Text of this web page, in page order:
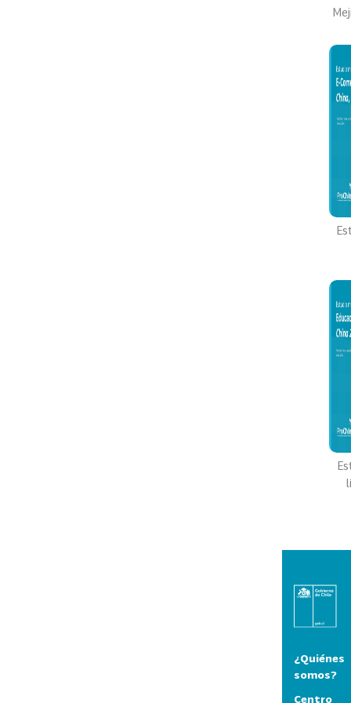
¿Quiénes
somos?
Centro